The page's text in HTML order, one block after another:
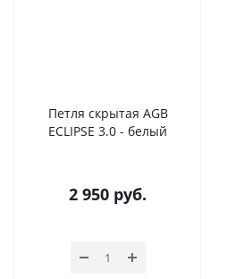
Петля скрытая AGB
ECLIPSE 3.0 - белый
2 950 руб.